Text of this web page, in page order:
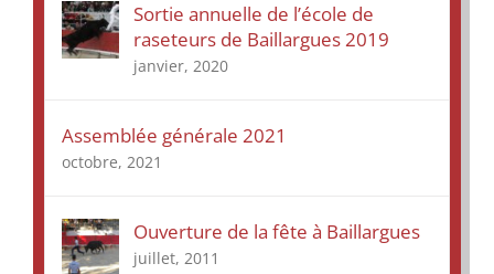
Sortie annuelle de l’école de
raseteurs de Baillargues 2019
janvier, 2020
Assemblée générale 2021
octobre, 2021
Ouverture de la fête à Baillargues
juillet, 2011